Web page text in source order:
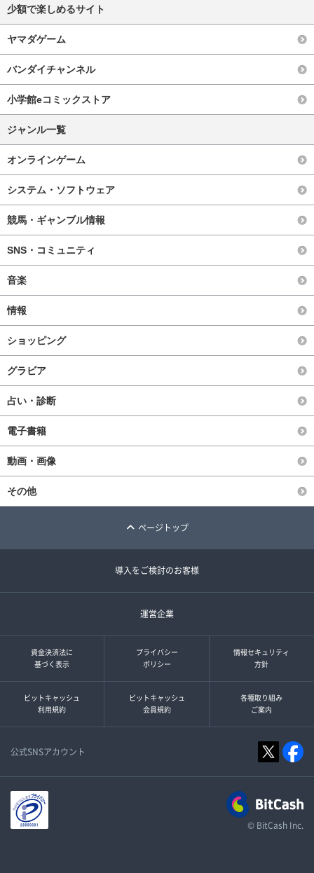
少額で楽しめるサイト
ヤマダゲーム
バンダイチャンネル
小学館eコミックストア
ジャンル一覧
オンラインゲーム
システム・ソフトウェア
競馬・ギャンブル情報
SNS・コミュニティ
音楽
情報
ショッピング
グラビア
占い・診断
電子書籍
動画・画像
その他
ページトップ
導入をご検討のお客様
運営企業
資金決済法に
基づく表示
プライバシー
ポリシー
情報セキュリティ
方針
ビットキャッシュ
利用規約
ビットキャッシュ
会員規約
各種取り組み
ご案内
公式SNSアカウント
© BitCash Inc.